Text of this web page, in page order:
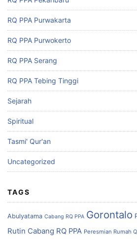
RQ PPA Purwakarta
RQ PPA Purwokerto
RQ PPA Serang
RQ PPA Tebing Tinggi
Sejarah
Spiritual
Tasmi' Qur'an
Uncategorized
TAGS
Abulyatama Cabang RQ PPA Gorontalo
Rutin Cabang RQ PPA Peresmian Rumah